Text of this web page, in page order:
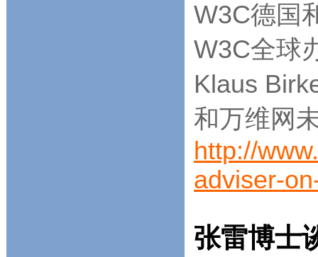
W3C德国
W3C全球
Klaus
和万维网
http://
adviser-
张雷博士